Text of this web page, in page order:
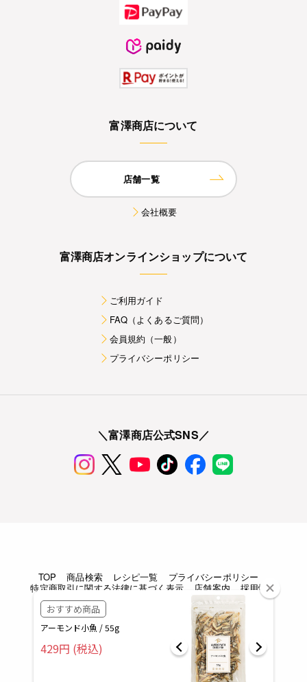
富澤商店について
店舗一覧
会社概要
富澤商店オンラインショップについて
ご利用ガイド
FAQ（よくあるご質問）
会員規約（一般）
プライバシーポリシー
＼富澤商店公式SNS／
TOP 商品検索 レシピ一覧
プライバシーポリシー
特定商取引に関する法律に基づく表示
店舗案内 採用情報
Copyright © TOMIZAWA SHOUTEN All rights reserved.